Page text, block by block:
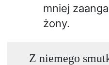
mniej
żony.
Z niemego